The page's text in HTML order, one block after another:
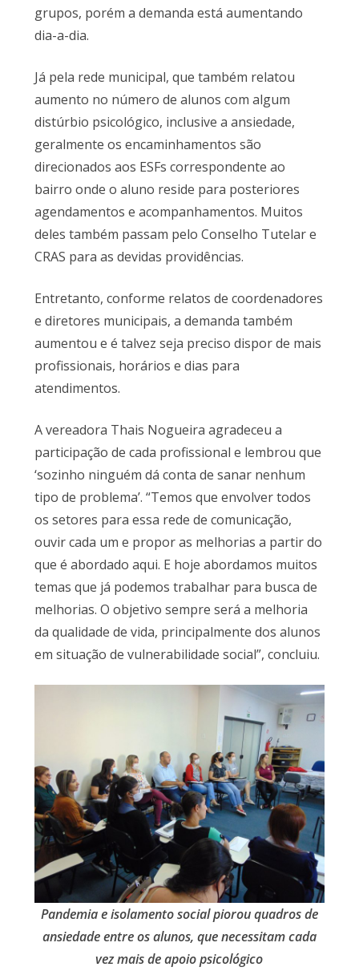
grupos, porém a demanda está aumentando
dia-a-dia.
Já pela rede municipal, que também relatou
aumento no número de alunos com algum
distúrbio psicológico, inclusive a ansiedade,
geralmente os encaminhamentos são
direcionados aos ESFs correspondente ao
bairro onde o aluno reside para posteriores
agendamentos e acompanhamentos. Muitos
deles também passam pelo Conselho Tutelar e
CRAS para as devidas providências.
Entretanto, conforme relatos de coordenadores
e diretores municipais, a demanda também
aumentou e é talvez seja preciso dispor de mais
profissionais, horários e dias para
atendimentos.
A vereadora Thais Nogueira agradeceu a
participação de cada profissional e lembrou que
‘sozinho ninguém dá conta de sanar nenhum
tipo de problema’. “Temos que envolver todos
os setores para essa rede de comunicação,
ouvir cada um e propor as melhorias a partir do
que é abordado aqui. E hoje abordamos muitos
temas que já podemos trabalhar para busca de
melhorias. O objetivo sempre será a melhoria
da qualidade de vida, principalmente dos alunos
em situação de vulnerabilidade social”, concluiu.
Pandemia e isolamento social piorou quadros de
ansiedade entre os alunos, que necessitam cada
vez mais de apoio psicológico